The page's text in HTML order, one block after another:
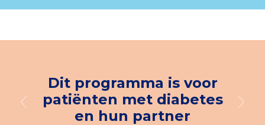
Dit programma is voor
patiënten met diabetes
en hun partner
Previous Next